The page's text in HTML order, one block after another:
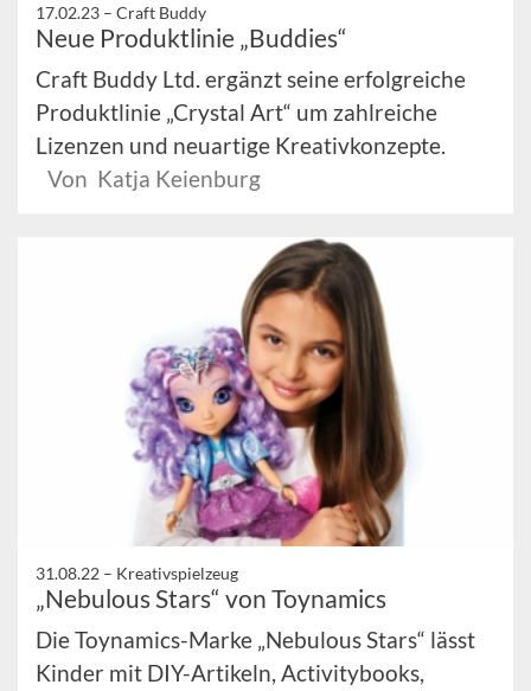
17.02.23 – Craft Buddy
Neue Produktlinie „Buddies“
Craft Buddy Ltd. ergänzt seine erfolgreiche
Produktlinie „Crystal Art“ um zahlreiche
Lizenzen und neuartige Kreativkonzepte.
Von Katja Keienburg
31.08.22 – Kreativspielzeug
„Nebulous Stars“ von Toynamics
Die Toynamics-Marke „Nebulous Stars“ lässt
Kinder mit DIY-Artikeln, Activitybooks,